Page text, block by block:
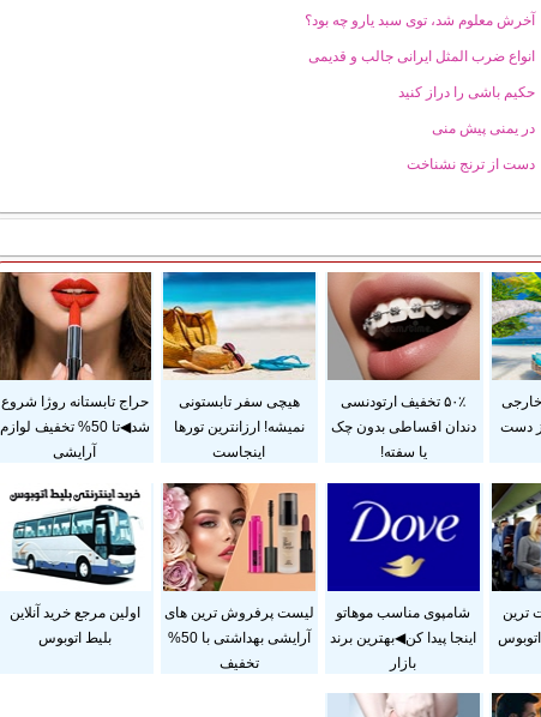
آخرش معلوم شد، توی سبد یارو چه بود؟
انواع ضرب المثل ایرانی جالب و قدیمی
حکیم باشی را دراز کنید
در یمنی پیش منی
دست از ترنج نشناخت
خارجی
دست
۵۰٪ تخفیف ارتودنسی
دندان اقساطی بدون چک
یا سفته!
هیچی سفر تابستونی
نمیشه! ارزانترین تورها
اینجاست
حراج تابستانه روژا شروع
شد◀تا 50% تخفیف لوازم
آرایشی
ترین
شامپوی مناسب موهاتو
اینجا پیدا کن◀بهترین برند
بازار
لیست پرفروش ترین های
آرایشی بهداشتی با 50%
تخفیف
اولین مرجع خرید آنلاین
بلیط اتوبوس